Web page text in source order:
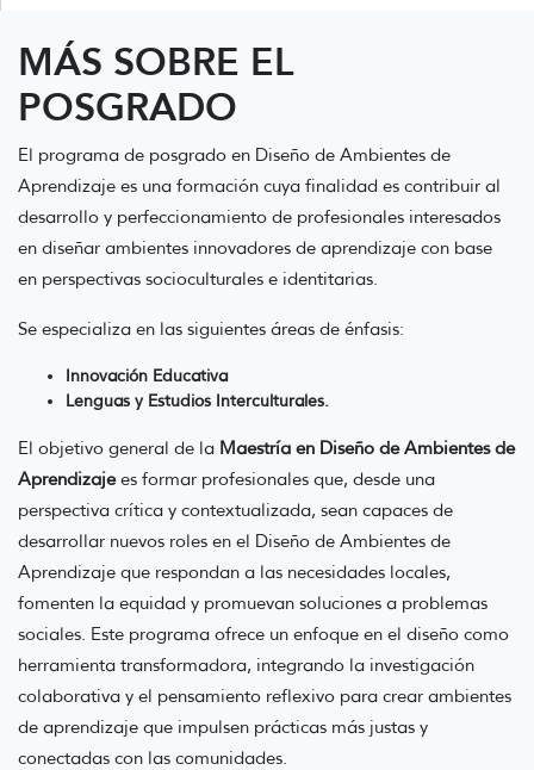
MÁS SOBRE EL
POSGRADO
El programa de posgrado en Diseño de Ambientes de
Aprendizaje es una formación cuya finalidad es contribuir al
desarrollo y perfeccionamiento de profesionales interesados
en diseñar ambientes innovadores de aprendizaje con base
en perspectivas socioculturales e identitarias.
Se especializa en las siguientes áreas de énfasis:
Innovación Educativa
Lenguas y Estudios Interculturales.
El objetivo general de la Maestría en Diseño de Ambientes de
Aprendizajees formar profesionales que, desde una
perspectiva crítica y contextualizada, sean capaces de
desarrollar nuevos roles en el Diseño de Ambientes de
Aprendizaje que respondan a las necesidades locales,
fomenten la equidad y promuevan soluciones a problemas
sociales. Este programa ofrece un enfoque en el diseño como
herramienta transformadora, integrando la investigación
colaborativa y el pensamiento reflexivo para crear ambientes
de aprendizaje que impulsen prácticas más justas y
conectadas con las comunidades.